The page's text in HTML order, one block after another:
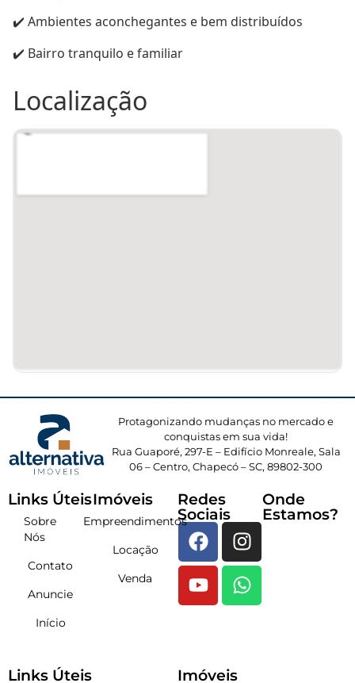
Construu00e7u00e3o
✔️ Ambientes aconchegantes e bem distribuídos
✔️ Bairro tranquilo e familiar
Localização
Protagonizando mudanças no mercado e
conquistas em sua vida!
Rua Guaporé, 297-E – Edifício Monreale, Sala
06 – Centro, Chapecó – SC, 89802-300
Links Úteis
Sobre
Nós
Contato
Anuncie
Início
Imóveis
Empreendimentos
Locação
Venda
Redes
Sociais
Onde
Estamos?
Links Úteis Imóveis